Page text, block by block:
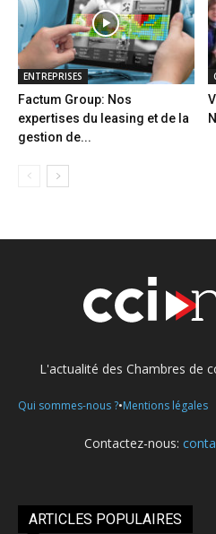
ENTREPRISES
Factum Group: Nos
expertises du leasing et de la
gestion de...
L'actualité des Chambres de
Qui sommes-nous ?•Mentions légales
Contactez-nous:
ARTICLES POPULAIRES